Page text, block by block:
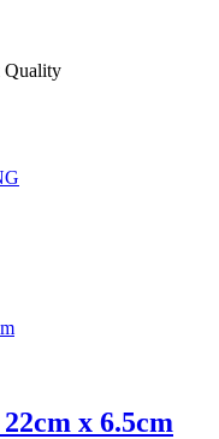
Quality
x 6.5cm